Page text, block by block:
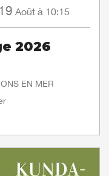
19 Août à 10:15
2026
EN MER